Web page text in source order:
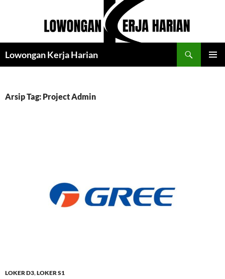
Lowongan Kerja Harian
Arsip Tag: Project Admin
LOKER D3,LOKER S1